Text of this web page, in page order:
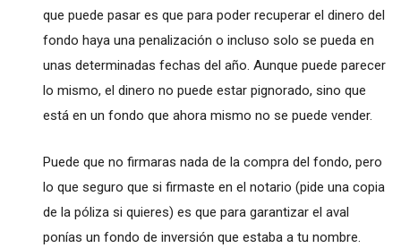
que puede pasar es que para poder recuperar el dinero del
fondo haya una penalización o incluso solo se pueda en
unas determinadas fechas del año. Aunque puede parecer
lo mismo, el dinero no puede estar pignorado, sino que
está en un fondo que ahora mismo no se puede vender.
Puede que no firmaras nada de la compra del fondo, pero
lo que seguro que si firmaste en el notario (pide una copia
de la póliza si quieres) es que para garantizar el aval
ponías un fondo de inversión que estaba a tu nombre.